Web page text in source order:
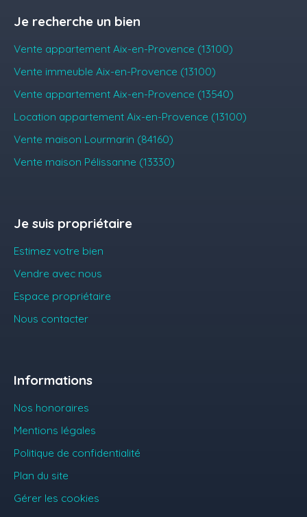
Je recherche un bien
Vente appartement Aix-en-Provence (13100)
Vente immeuble Aix-en-Provence (13100)
Vente appartement Aix-en-Provence (13540)
Location appartement Aix-en-Provence (13100)
Vente maison Lourmarin (84160)
Vente maison Pélissanne (13330)
Je suis propriétaire
Estimez votre bien
Vendre avec nous
Espace propriétaire
Nous contacter
Informations
Nos honoraires
Mentions légales
Politique de confidentialité
Plan du site
Gérer les cookies